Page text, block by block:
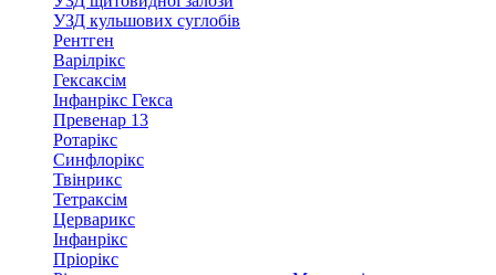
УЗД кульшових суглобів
Рентген
Варілрікс
Гексаксім
Інфанрікс Гекса
Превенар 13
Ротарікс
Синфлорікс
Твінрикс
Тетраксім
Церварикс
Інфанрікс
Пріорікс